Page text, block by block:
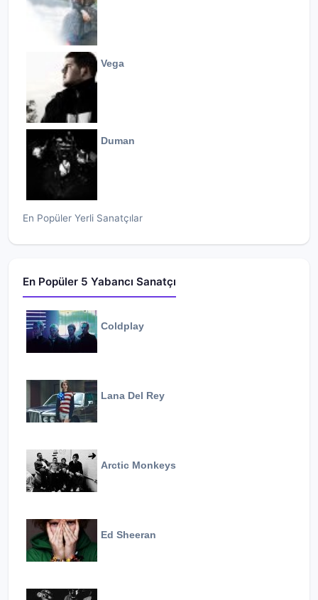
Vega
Duman
En Popüler Yerli Sanatçılar
En Popüler 5 Yabancı Sanatçı
Coldplay
Lana Del Rey
Arctic Monkeys
Ed Sheeran